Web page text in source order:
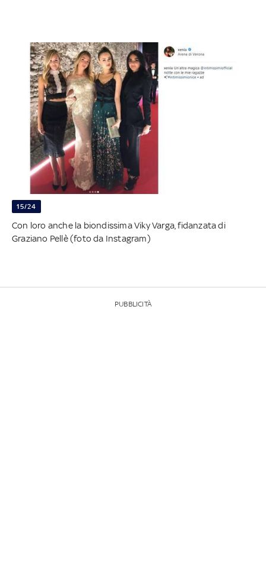
15/24
Con loro anche la biondissima Viky Varga, fidanzata di
Graziano Pellè (foto da Instagram)
PUBBLICITÀ